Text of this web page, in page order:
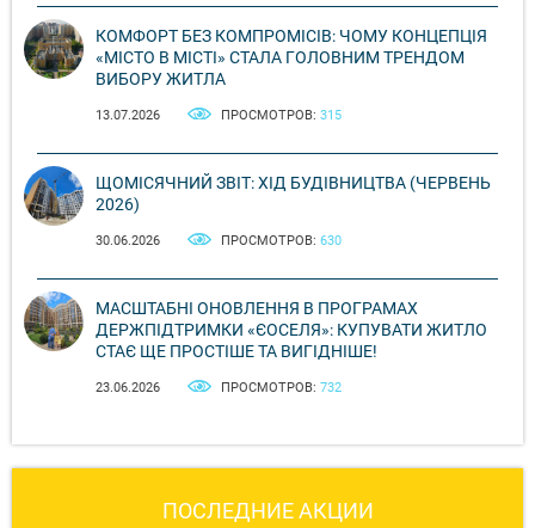
КОМФОРТ БЕЗ КОМПРОМІСІВ: ЧОМУ КОНЦЕПЦІЯ
«МІСТО В МІСТІ» СТАЛА ГОЛОВНИМ ТРЕНДОМ
ВИБОРУ ЖИТЛА
13.07.2026 ПРОСМОТРОВ: 315
ЩОМІСЯЧНИЙ ЗВІТ: ХІД БУДІВНИЦТВА (ЧЕРВЕНЬ
2026)
30.06.2026 ПРОСМОТРОВ: 630
МАСШТАБНІ ОНОВЛЕННЯ В ПРОГРАМАХ
ДЕРЖПІДТРИМКИ «ЄОСЕЛЯ»: КУПУВАТИ ЖИТЛО
СТАЄ ЩЕ ПРОСТІШЕ ТА ВИГІДНІШЕ!
23.06.2026 ПРОСМОТРОВ: 732
ПОСЛЕДНИЕ АКЦИИ